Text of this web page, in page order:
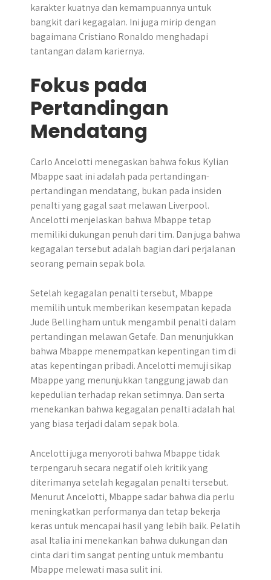
karakter kuatnya dan kemampuannya untuk
bangkit dari kegagalan. Ini juga mirip dengan
bagaimana Cristiano Ronaldo menghadapi
tantangan dalam kariernya.
Fokus pada
Pertandingan
Mendatang
Carlo Ancelotti menegaskan bahwa fokus Kylian
Mbappe saat ini adalah pada pertandingan-
pertandingan mendatang, bukan pada insiden
penalti yang gagal saat melawan Liverpool.
Ancelotti menjelaskan bahwa Mbappe tetap
memiliki dukungan penuh dari tim. Dan juga bahwa
kegagalan tersebut adalah bagian dari perjalanan
seorang pemain sepak bola.
Setelah kegagalan penalti tersebut, Mbappe
memilih untuk memberikan kesempatan kepada
Jude Bellingham untuk mengambil penalti dalam
pertandingan melawan Getafe. Dan menunjukkan
bahwa Mbappe menempatkan kepentingan tim di
atas kepentingan pribadi. Ancelotti memuji sikap
Mbappe yang menunjukkan tanggung jawab dan
kepedulian terhadap rekan setimnya. Dan serta
menekankan bahwa kegagalan penalti adalah hal
yang biasa terjadi dalam sepak bola.
Ancelotti juga menyoroti bahwa Mbappe tidak
terpengaruh secara negatif oleh kritik yang
diterimanya setelah kegagalan penalti tersebut.
Menurut Ancelotti, Mbappe sadar bahwa dia perlu
meningkatkan performanya dan tetap bekerja
keras untuk mencapai hasil yang lebih baik. Pelatih
asal Italia ini menekankan bahwa dukungan dan
cinta dari tim sangat penting untuk membantu
Mbappe melewati masa sulit ini.